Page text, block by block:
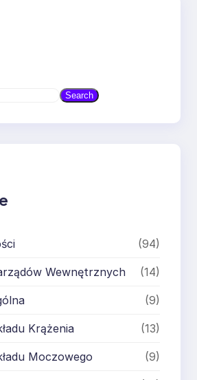
Search
(94)
Wewnętrznych (14)
(9)
Krążenia (13)
Moczowego (9)